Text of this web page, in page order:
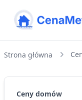
CenaMetra
Strona główna
Ceny domów